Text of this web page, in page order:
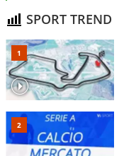
SPORT TREND